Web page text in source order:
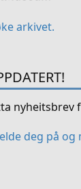
arkivet.
nyheitsbrev
deg på